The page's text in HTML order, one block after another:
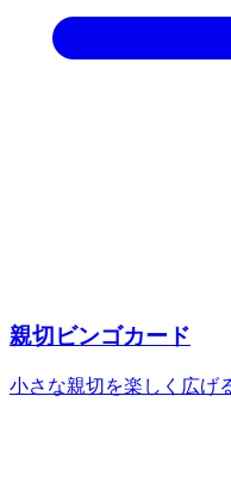
親切ビンゴカード
小さな親切を楽しく広げ